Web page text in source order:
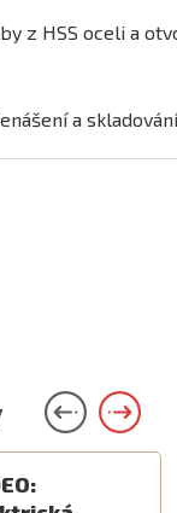
z HSS oceli a
a skladování